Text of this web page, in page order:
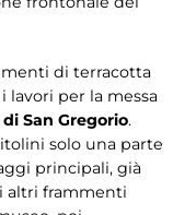
di terracotta
lavori per la messa
San Gregorio.
solo una parte
principali, già
altri frammenti